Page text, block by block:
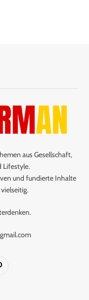
aus Gesellschaft,
Lifestyle.
und fundierte Inhalte